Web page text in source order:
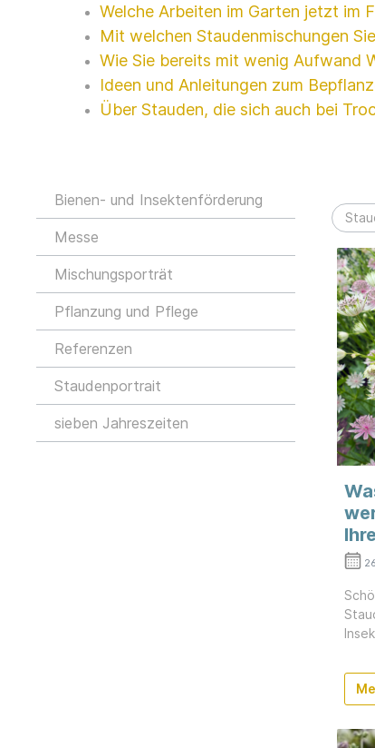
Welche Arbeiten im Garten jetzt im
Mit welchen Staudenmischungen
Wie Sie bereits mit wenig Aufwand
Ideen und Anleitungen zum
Über Stauden, die sich auch bei
Bienen- und Insektenförderung
Messe
Mischungsporträt
Pflanzung und Pflege
Referenzen
Staudenportrait
sieben Jahreszeiten